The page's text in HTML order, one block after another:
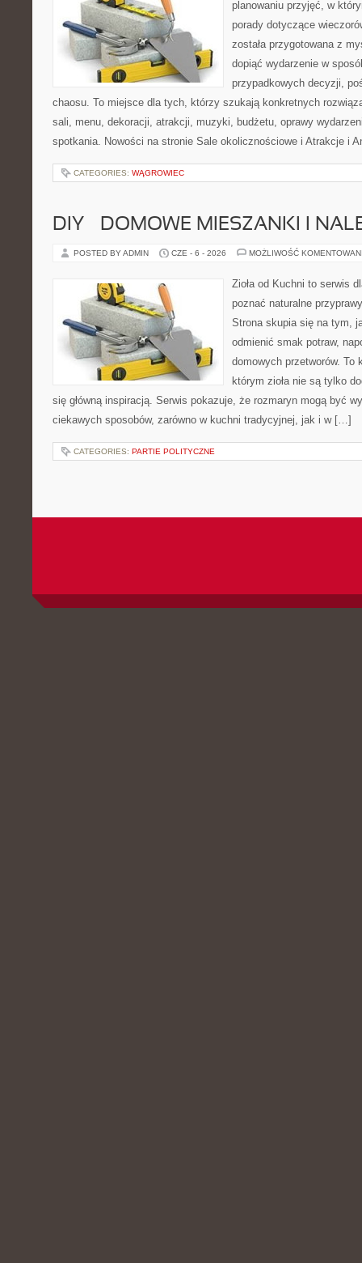
planowaniu przyjęć, w
porady dotyczące
została przygotowana z
dopiąć wydarzenie w
przypadkowych decyzji,
chaosu. To miejsce dla tych, którzy szukają konkretnych
sali, menu, dekoracji, atrakcji, muzyki, budżetu, oprawy
spotkania. Nowości na stronie Sale okolicznościowe i Atrakcje i
CATEGORIES: WĄGROWIEC
DIY – DOMOWE MIESZANKI I
POSTED BY ADMIN CZE - 6 - 2026 MOŻLIWOŚĆ
Zioła od Kuchni to serwis
poznać naturalne
Strona skupia się na tym,
odmienić smak potraw,
domowych przetworów. To
którym zioła nie są tylko
się główną inspiracją. Serwis pokazuje, że rozmaryn mogą być
ciekawych sposobów, zarówno w kuchni tradycyjnej, jak i w […]
CATEGORIES: PARTIE POLITYCZNE